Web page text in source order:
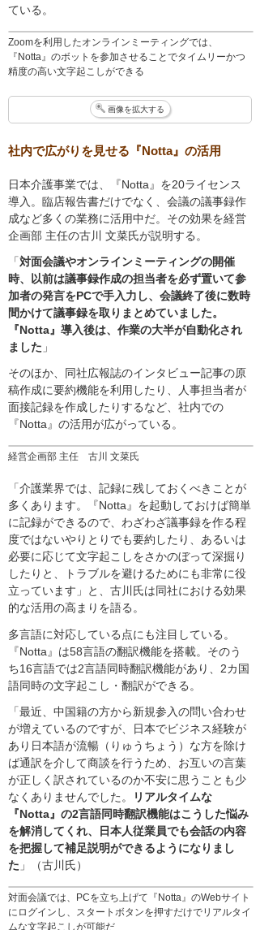
Zoomを利用したオンラインミーティングでは、
『Notta』のボットを参加させることでタイムリーかつ
精度の高い文字起こしができる
ている。
画像を拡大する
社内で広がりを見せる『Notta』の活用
経営企画部 主任 古川 文菜氏
日本介護事業では、『Notta』を20ライセンス
導入。臨店報告書だけでなく、会議の議事録作
成など多くの業務に活用中だ。その効果を経営
企画部 主任の古川 文菜氏が説明する。
「対面会議やオンラインミーティングの開催
時、以前は議事録作成の担当者を必ず置いて参
加者の発言をPCで手入力し、会議終了後に数時
間かけて議事録を取りまとめていました。
『Notta』導入後は、作業の大半が自動化され
ました 」
そのほか、同社広報誌のインタビュー記事の原
稿作成に要約機能を利用したり、人事担当者が
面接記録を作成したりするなど、社内での
『Notta』の活用が広がっている。
対面会議では、PCを立ち上げて『Notta』のWebサイト
にログインし、スタートボタンを押すだけでリアルタイ
ムな文字起こしが可能だ
「介護業界では、記録に残しておくべきことが
多くあります。『Notta』を起動しておけば簡単
に記録ができるので、わざわざ議事録を作る程
度ではないやりとりでも要約したり、あるいは
必要に応じて文字起こしをさかのぼって深掘り
したりと、トラブルを避けるためにも非常に役
立っています」と、古川氏は同社における効果
的な活用の高まりを語る。
多言語に対応している点にも注目している。
『Notta』は58言語の翻訳機能を搭載。そのう
ち16言語では2言語同時翻訳機能があり、2カ国
語同時の文字起こし・翻訳ができる。
「最近、中国籍の方から新規参入の問い合わせ
が増えているのですが、日本でビジネス経験が
あり日本語が流暢（りゅうちょう）な方を除け
ば通訳を介して商談を行うため、お互いの言葉
が正しく訳されているのか不安に思うことも少
なくありませんでした。
リアルタイムな
『Notta』の2言語同時翻訳機能はこうした悩み
を解消してくれ、日本人従業員でも会話の内容
を把握して補足説明ができるようになりまし
た 」（古川氏）